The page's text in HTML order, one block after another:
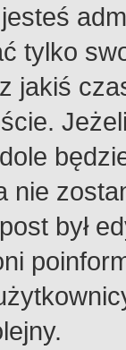
tylko
jakiś
nie
był